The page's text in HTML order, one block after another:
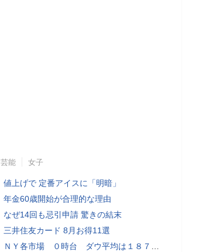
芸能 女子
値上げで 定番アイスに「明暗」
年金60歳開始が合理的な理由
なぜ14回も忌引申請 驚きの結末
三井住友カード 8月お得11選
ＮＹ各市場 ０時台 ダウ平均は１８７ドル安 ナスダックはプラス圏に浮上